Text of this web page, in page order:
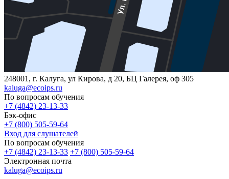
248001, г. Калуга, ул Кирова, д 20, БЦ Галерея, оф 305
kaluga@ecoips.ru
По вопросам обучения
+7 (4842) 23-13-33
Бэк-офис
+7 (800) 505-59-64
Вход для слушателей
По вопросам обучения
+7 (4842) 23-13-33 +7 (800) 505-59-64
Электронная почта
kaluga@ecoips.ru